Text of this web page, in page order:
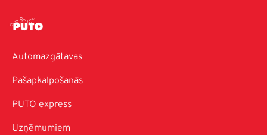
Automazgātavas
Pašapkalpošanās
PUTO express
Uzņēmumiem